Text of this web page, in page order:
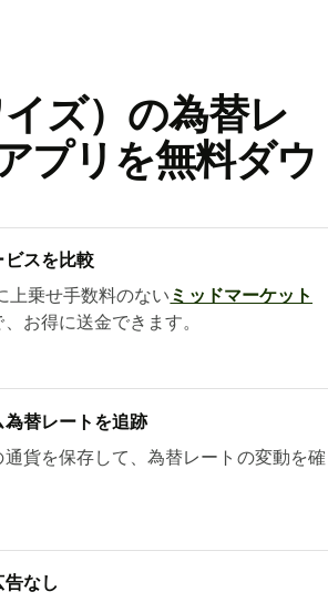
ズ）の為替レ
プリを無料ダウ
スを比較
上乗せ手数料のない ミッドマーケット
、お得に送金できます。
為替レートを追跡
貨を保存して、為替レートの変動を確
なし